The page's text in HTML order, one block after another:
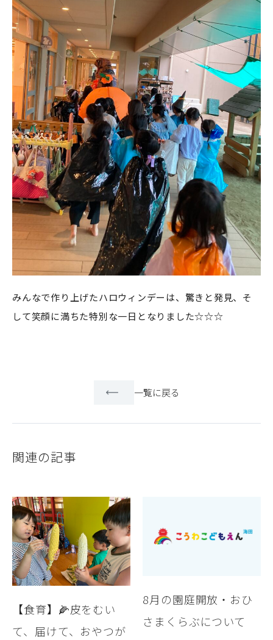
みんなで作り上げたハロウィンデーは、驚きと発見、そ
して笑顔に満ちた特別な一日となりました☆☆☆
一覧に戻る
関連の記事
【食育】🌽皮をむい
て、届けて、おやつが
8月の園庭開放・おひ
さまくらぶについて